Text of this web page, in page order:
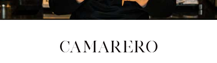
Camarero